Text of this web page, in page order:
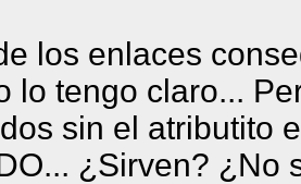
los enlaces
lo tengo claro...
sin el atributito
¿Sirven? ¿No